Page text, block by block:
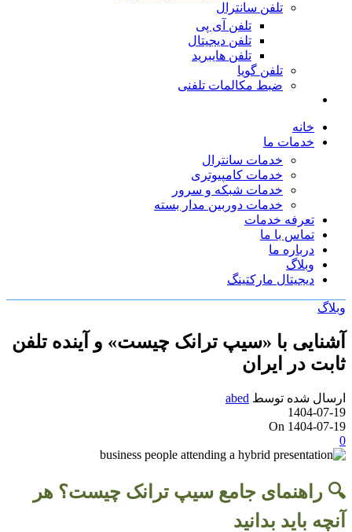
تلفن سانترال
تلفن آی پی
تلفن دیجیتال
تلفن هایبرید
تلفن گویا
ضبط مکالمات تلفنی
خانه
خدمات ما
خدمات سانترال
خدمات کامپیوتری
خدمات شبکه و سرور
خدمات دوربین مدار بسته
تعرفه خدمات
تماس با ما
درباره ما
وبلاگ
دیجیتال مارکتینگ
وبلاگ
آشنایی با «سیپ ترانک چیست» و آینده تلفن
ثابت در ایران
ارسال شده توسط abed
1404-07-19
On 1404-07-19
0
🔍 راهنمای جامع سیپ ترانک چیست؟ هر
آنچه باید بدانید